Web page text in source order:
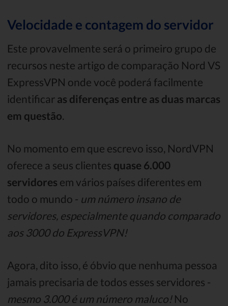
Velocidade e contagem do servidor
Este provavelmente será o primeiro grupo de
recursos neste artigo de comparação Nord VS
ExpressVPN onde você poderá facilmente
identificar as diferenças entre as duas marcas
em questão.
No momento em que escrevo isso, NordVPN
oferece a seus clientes quase 6.000
servidores em vários países diferentes em
todo o mundo - um número insano de
servidores, especialmente quando comparado
aos 3000 do ExpressVPN!
Agora, dito isso, é óbvio que nenhuma pessoa
jamais precisaria de todos esses servidores -
mesmo 3.000 é um número maluco! No